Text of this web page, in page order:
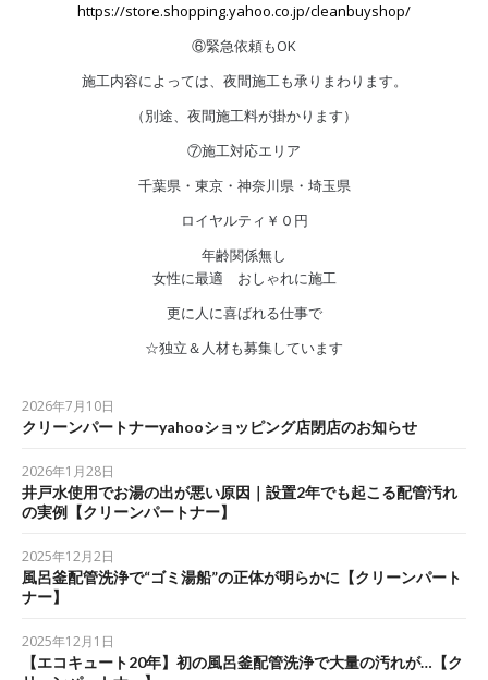
https://store.shopping.yahoo.co.jp/cleanbuyshop/
⑥緊急依頼もOK
施工内容によっては、夜間施工も承りまわります。
（別途、夜間施工料が掛かります）
⑦施工対応エリア
千葉県・東京・神奈川県・埼玉県
ロイヤルティ￥０円
年齢関係無し
女性に最適 おしゃれに施工
更に人に喜ばれる仕事で
☆独立＆人材も募集しています
2026年7月10日
クリーンパートナーyahooショッピング店閉店のお知らせ
2026年1月28日
井戸水使用でお湯の出が悪い原因｜設置2年でも起こる配管汚れ
の実例【クリーンパートナー】
2025年12月2日
風呂釜配管洗浄で“ゴミ湯船”の正体が明らかに【クリーンパート
ナー】
2025年12月1日
【エコキュート20年】初の風呂釜配管洗浄で大量の汚れが…【ク